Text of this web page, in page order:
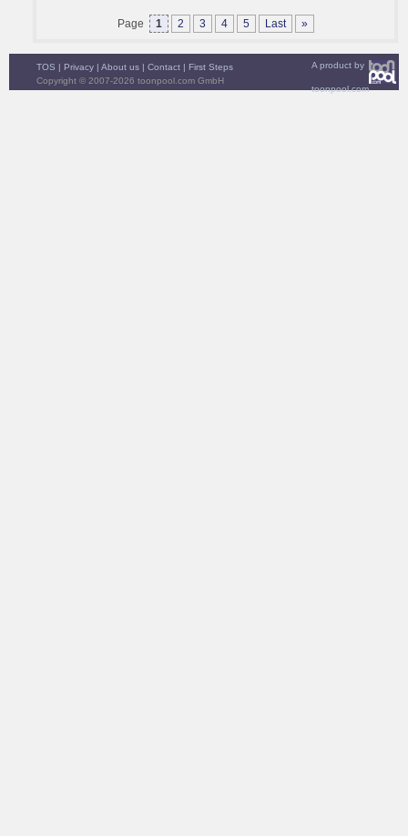
Page 1 2 3 4 5 Last »
A product by
toonpool.com
TOS | Privacy | About us | Contact | First Steps
Copyright © 2007-2026 toonpool.com GmbH